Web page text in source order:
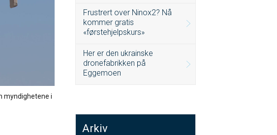
myndighetene i
Frustrert over Ninox2? Nå
kommer gratis
«førstehjelpskurs»
Her er den ukrainske
dronefabrikken på
Eggemoen
Arkiv